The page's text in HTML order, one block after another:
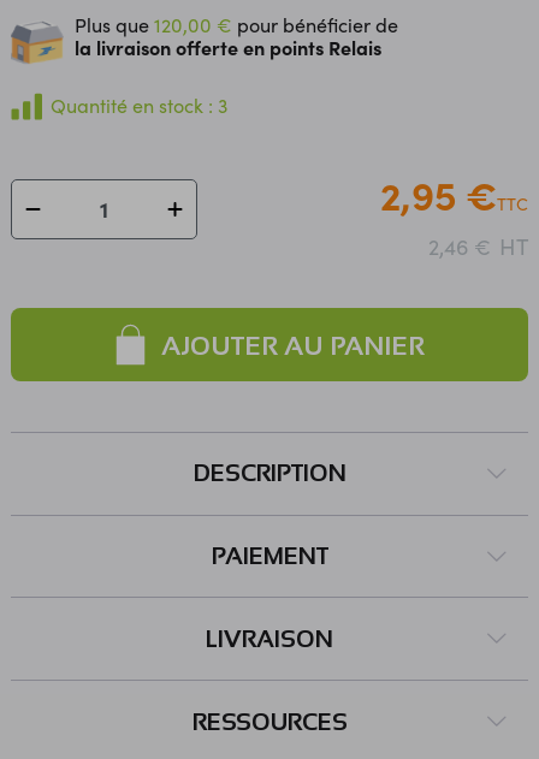
Plus que120,00 € pour bénéficier de
la livraison offerte en points Relais
Quantité en stock : 3
2,95 €TTC
2,46 € HT
AJOUTER AU PANIER
DESCRIPTION
PAIEMENT
LIVRAISON
RESSOURCES